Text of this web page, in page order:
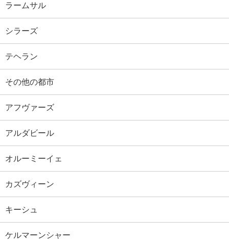
ラームサル
シラーズ
テヘラン
その他の都市
アフヴァーズ
アルダビール
オルーミーイェ
カズヴィーン
キーシュ
ケルマーンシャー